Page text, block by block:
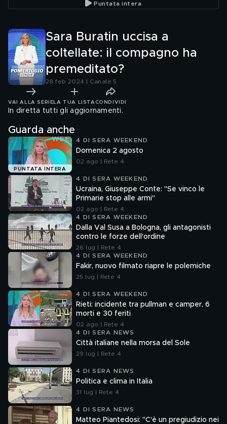
Puntata intera
Sara Buratin uccisa a
coltellate: il compagno ha
premeditato?
28 feb 2024 | Canale 5
VAI ALLA SERIE LA TUA LISTA CONDIVIDI
In diretta tutti gli aggiornamenti.
Guarda anche
PUNTATA INTERA
4 DI SERA WEEKEND
Domenica 2 agosto
02 ago | Rete 4
4 DI SERA WEEKEND
Ucraina, Giuseppe Conte: "Se vinco le
Primarie stop alle armi"
02 ago | Rete 4
4 DI SERA WEEKEND
Dalla Val Susa a Bologna, gli antagonisti
contro le forze dell'ordine
26 lug | Rete 4
4 DI SERA WEEKEND
Fakir, nuovo filmato riapre le polemiche
25 lug | Rete 4
4 DI SERA WEEKEND
Rieti: incidente tra pullman e camper, 6
morti e 30 feriti
02 ago | Rete 4
4 DI SERA NEWS
Città italiane nella morsa del Sole
29 lug | Rete 4
4 DI SERA NEWS
Politica e clima in Italia
31 lug | Rete 4
4 DI SERA NEWS
Matteo Piantedosi: "C'è un pregiudizio nei